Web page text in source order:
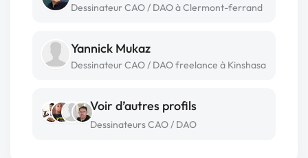
Dessinateur CAO / DAO à Clermont-ferrand
Yannick Mukaz
Dessinateur CAO / DAO freelance à Kinshasa
Voir d’autres profils
Dessinateurs CAO / DAO